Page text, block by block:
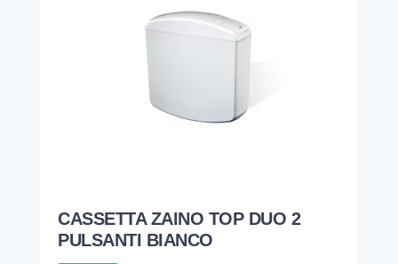
CASSETTA ZAINO TOP DUO 2
PULSANTI BIANCO